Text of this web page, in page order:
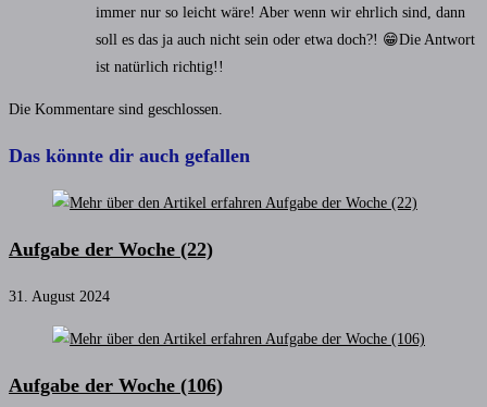
immer nur so leicht wäre! Aber wenn wir ehrlich sind, dann
soll es das ja auch nicht sein oder etwa doch?! 😁Die Antwort
ist natürlich richtig!!
Die Kommentare sind geschlossen.
Das könnte dir auch gefallen
Aufgabe der Woche (22)
31. August 2024
Aufgabe der Woche (106)